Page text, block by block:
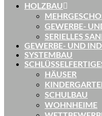
HOLZBAU
GEWERBE-
SERIELLES
GEWERBE- UND
SYSTEMBAU
HÄUSER
SCHULBAU
WOHNHEIME